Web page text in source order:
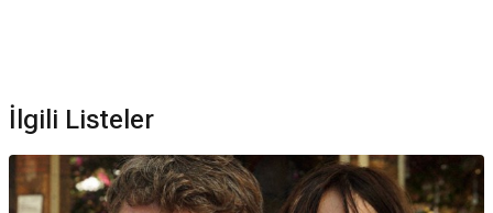
Spirit Awards (2024) En İyi İlk Senaryo.
İlgili Listeler